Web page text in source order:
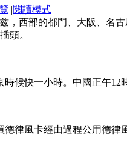
|閱讀模式
，西部的都門、大阪、名
頭。
候快一小時。中國正午12
律風卡經由過程公用德